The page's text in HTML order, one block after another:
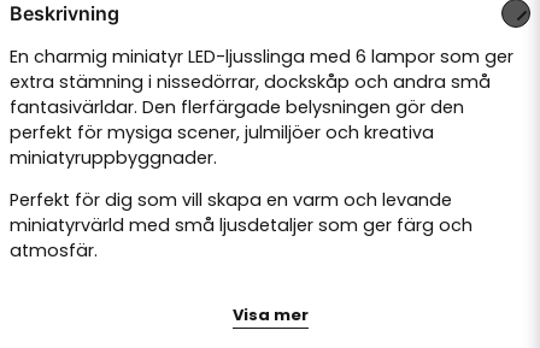
Beskrivning
En charmig miniatyr LED-ljusslinga med 6 lampor som ger
extra stämning i nissedörrar, dockskåp och andra små
fantasivärldar. Den flerfärgade belysningen gör den
perfekt för mysiga scener, julmiljöer och kreativa
miniatyruppbyggnader.
Perfekt för dig som vill skapa en varm och levande
miniatyrvärld med små ljusdetaljer som ger färg och
atmosfär.
Mini LED-ljusslinga med 6 lampor
Visa mer